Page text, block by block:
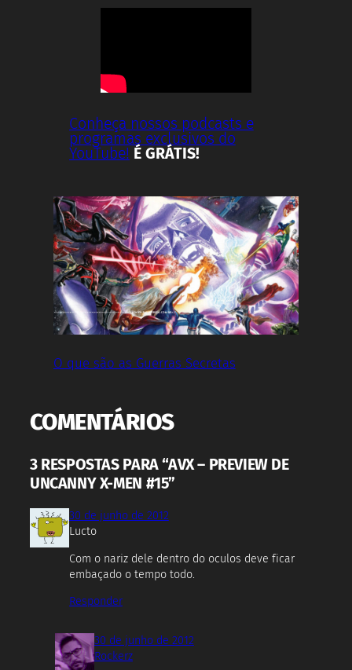
Conheça nossos podcasts e
programas exclusivos do
YouTube! É GRÁTIS!
O que são as Guerras Secretas
COMENTÁRIOS
3 RESPOSTAS PARA “AVX – PREVIEW DE
UNCANNY X-MEN #15”
30 de junho de 2012
Lucto
Com o nariz dele dentro do oculos deve ficar
embaçado o tempo todo.
Responder
30 de junho de 2012
Rockerz